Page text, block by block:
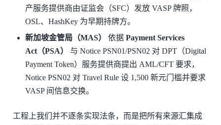
产服务提供商由证监会（SFC）发放 VASP 牌照，
OSL、HashKey 为早期持牌方。
新加坡金管局（MAS）
依据Payment Services
Act（PSA）
与 Notice PSN01/PSN02 对 DPT（Digital
Payment Token）服务提供商提出 AML/CFT 要求，
Notice PSN02 对 Travel Rule 设 1,500 新元门槛并要求
VASP 间信息交换。
工程上我们并不逐条实现法条，而是把所有来源汇集成